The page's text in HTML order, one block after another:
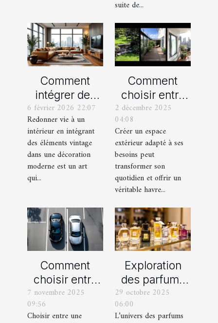
suite de...
Comment
intégrer des
éléments
vintage dans
une décoration
moderne ?
6 février 2026 22:07
Redonner vie à un
intérieur en intégrant
des éléments vintage
dans une décoration
moderne est un art
qui...
Comment
choisir entre
un jardin, une
terrasse et un
balcon pour
votre espace
extérieur ?
2 décembre 2025
04:08
Créer un espace
extérieur adapté à ses
besoins peut
transformer son
quotidien et offrir un
véritable havre...
Comment
choisir entre
une voiture
manuelle ou
7 novembre 2025
09:56
Choisir entre une
Exploration
des parfums
féminins
iconiques et
29 octobre 2025
06:00
L’univers des parfums